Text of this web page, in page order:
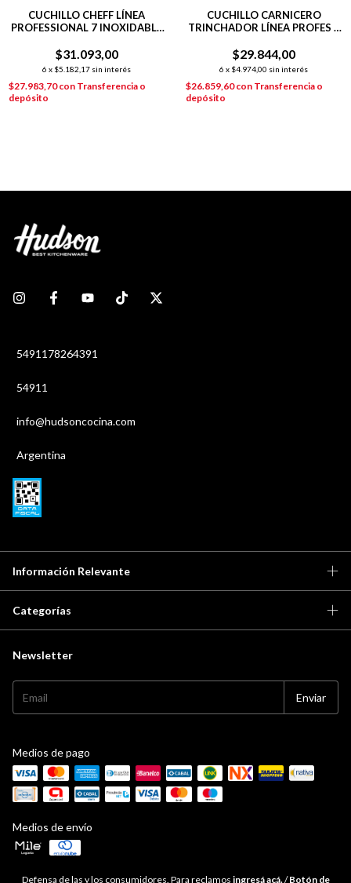
CUCHILLO CHEFF LÍNEA
PROFESSIONAL 7 INOXIDABLE
$31.093,00
6 x $5.182,17 sin interés
$27.983,70con Transferencia o
depósito
CUCHILLO CARNICERO
TRINCHADOR LÍNEA PROFES +
$29.844,00
6 x $4.974,00 sin interés
$26.859,60con Transferencia o
depósito
5491178264391
54911
info@hudsoncocina.com
Argentina
Información Relevante
Categorías
Newsletter
Medios de pago
Medios de envío
Defensa de las y los consumidores. Para reclamos ingresá acá./ Botón de